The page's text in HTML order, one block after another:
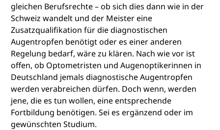
gleichen Berufsrechte – ob sich dies dann wie in der
Schweiz wandelt und der Meister eine
Zusatzqualifikation für die diagnostischen
Augentropfen benötigt oder es einer anderen
Regelung bedarf, wäre zu klären. Nach wie vor ist
offen, ob Optometristen und Augenoptikerinnen in
Deutschland jemals diagnostische Augentropfen
werden verabreichen dürfen. Doch wenn, werden
jene, die es tun wollen, eine entsprechende
Fortbildung benötigen. Sei es ergänzend oder im
gewünschten Studium.